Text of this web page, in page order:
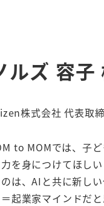
ルズ 容子
株式会社 代表取
to MOMでは、子
を身につけてほし
は、AIと共に新し
起業家マインドだ